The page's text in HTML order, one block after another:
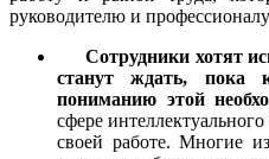
руководителю и
Сотрудники хотят
станут ждать, пока
пониманию этой
сфере
своей работе. Многие